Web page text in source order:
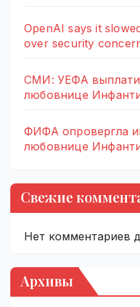
OpenAI says it
over security
СМИ: УЕФА
любовнице
ФИФА опровергла
любовнице
Свежие
Нет комментариев
Архивы